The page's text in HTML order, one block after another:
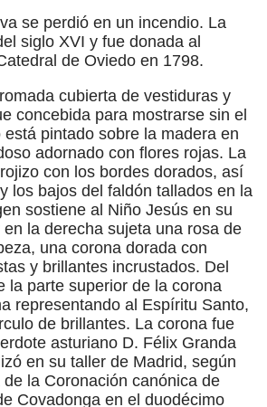
se perdió en un incendio. La
siglo XVI y fue donada al
de Oviedo en 1798.
cubierta de vestiduras y
concebida para mostrarse sin el
pintado sobre la madera en
adornado con flores rojas. La
con los bordes dorados, así
los bajos del faldón tallados en la
sostiene al Niño Jesús en su
la derecha sujeta una rosa de
una corona dorada con
y brillantes incrustados. Del
la parte superior de la corona
representando al Espíritu Santo,
de brillantes. La corona fue
asturiano D. Félix Granda
en su taller de Madrid, según
la Coronación canónica de
Covadonga en el duodécimo